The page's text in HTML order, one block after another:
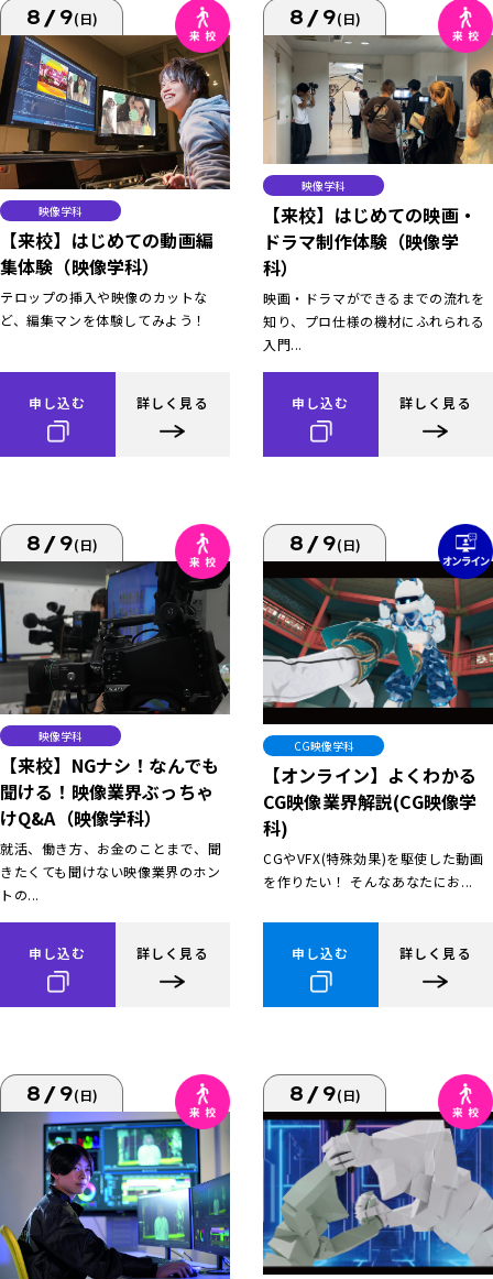
8/9(日)
映像学科
【来校】はじめての動画編
集体験（映像学科）
テロップの挿入や映像のカットな
ど、編集マンを体験してみよう！
申し込む 詳しく見る
8/9(日)
映像学科
【来校】はじめての映画・
ドラマ制作体験（映像学
科）
映画・ドラマができるまでの流れを
知り、プロ仕様の機材にふれられる
入門...
申し込む 詳しく見る
8/9(日)
映像学科
【来校】NGナシ！なんでも
聞ける！映像業界ぶっちゃ
けQ&A（映像学科）
就活、働き方、お金のことまで、聞
きたくても聞けない映像業界のホン
トの...
申し込む 詳しく見る
8/9(日)
CG映像学科
【オンライン】よくわかる
CG映像業界解説(CG映像学
科)
CGやVFX(特殊効果)を駆使した動画
を作りたい！ そんなあなたにお...
申し込む 詳しく見る
8/9(日) 8/9(日)